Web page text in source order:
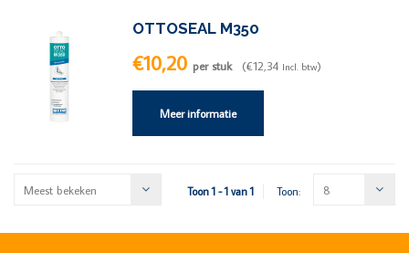
OTTOSEAL M350
€10,20 per stuk (€12,34 Incl. btw)
Meer informatie
Meest bekeken Toon 1 - 1 van 1 Toon: 8